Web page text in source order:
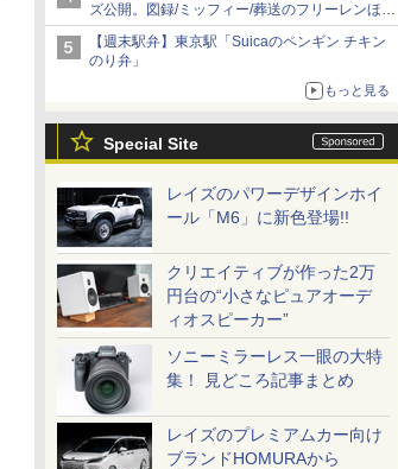
ズ公開。図録/ミッフィー/葬送のフリーレンほ
か、注目ブランドコラボが実現
【週末駅弁】東京駅「Suicaのペンギン チキン
のり弁」
もっと見る
Special Site
レイズのパワーデザインホイ
ール「M6」に新色登場!!
クリエイティブが作った2万
円台の“小さなピュアオーデ
ィオスピーカー”
ソニーミラーレス一眼の大特
集！ 見どころ記事まとめ
レイズのプレミアムカー向け
ブランドHOMURAから